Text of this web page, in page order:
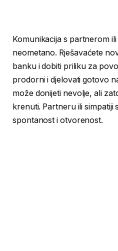
Komunikacija s partnerom
neometano. Rješavaćete
banku i dobiti priliku za
prodorni i djelovati gotovo
može donijeti nevolje, ali
krenuti. Partneru ili simpatiji
spontanost i otvorenost.